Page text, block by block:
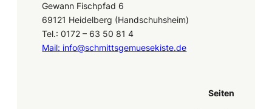
Gewann Fischpfad 6
69121 Heidelberg (Handschuhsheim)
Tel.: 0172 – 63 50 81 4
Mail: info@schmittsgemuesekiste.de
Seiten